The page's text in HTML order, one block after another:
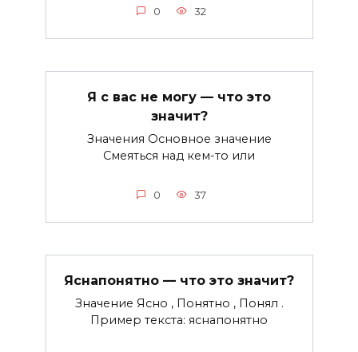
0 32
Я с вас не могу — что это
значит?
Значения Основное значение
Смеяться над кем-то или
0 37
Яснапонятно — что это значит?
Значение Ясно , Понятно , Понял .
Пример текста: яснапонятно